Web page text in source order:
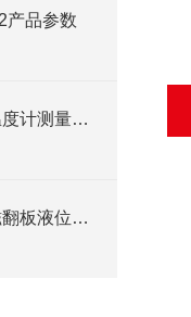
产品参数
WSSP型远传双金属温度计测量特点介绍
上海自动化仪表五厂磁翻板液位计检查装置